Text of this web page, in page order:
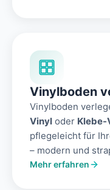
Vinylboden
Vinylboden
Vinyl oder Klebe-
pflegeleicht für
– modern und
Mehr erfahren